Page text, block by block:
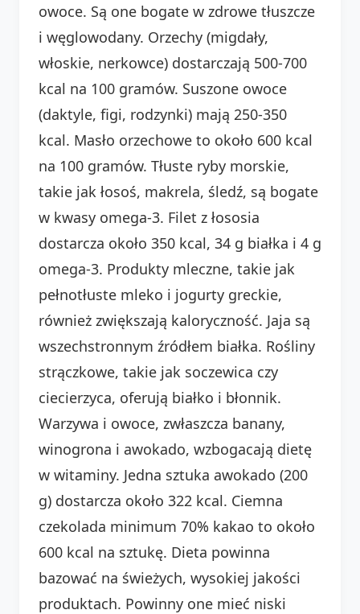
owoce. Są one bogate w zdrowe tłuszcze
i węglowodany. Orzechy (migdały,
włoskie, nerkowce) dostarczają 500-700
kcal na 100 gramów. Suszone owoce
(daktyle, figi, rodzynki) mają 250-350
kcal. Masło orzechowe to około 600 kcal
na 100 gramów. Tłuste ryby morskie,
takie jak łosoś, makrela, śledź, są bogate
w kwasy omega-3. Filet z łososia
dostarcza około 350 kcal, 34 g białka i 4 g
omega-3. Produkty mleczne, takie jak
pełnotłuste mleko i jogurty greckie,
również zwiększają kaloryczność. Jaja są
wszechstronnym źródłem białka. Rośliny
strączkowe, takie jak soczewica czy
ciecierzyca, oferują białko i błonnik.
Warzywa i owoce, zwłaszcza banany,
winogrona i awokado, wzbogacają dietę
w witaminy. Jedna sztuka awokado (200
g) dostarcza około 322 kcal. Ciemna
czekolada minimum 70% kakao to około
600 kcal na sztukę. Dieta powinna
bazować na świeżych, wysokiej jakości
produktach. Powinny one mieć niski